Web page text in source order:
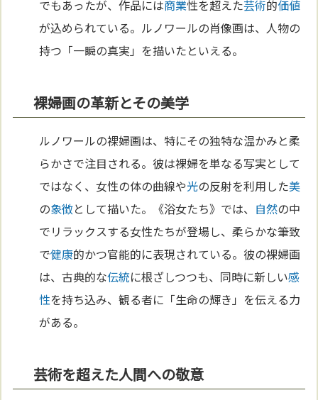
でもあったが、作品には商業性を超えた芸術的価値
が込められている。ルノワールの肖像画は、人物の
持つ「一瞬の真実」を描いたといえる。
裸婦画の革新とその美学
ルノワールの裸婦画は、特にその独特な温かみと柔
らかさで注目される。彼は裸婦を単なる写実として
ではなく、女性の体の曲線や光の反射を利用した美
の象徴として描いた。《浴女たち》では、 自然の中
でリラックスする女性たちが登場し、柔らかな筆致
で健康的かつ官能的に表現されている。彼の裸婦画
は、古典的な伝統に根ざしつつも、同時に新しい感
性を持ち込み、観る者に「生命の輝き」を伝える力
がある。
芸術を超えた人間への敬意